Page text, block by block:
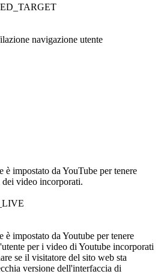
navigazione utente
è impostato da YouTube per tenere
video incorporati.
è impostato da Youtube per tenere
per i video di Youtube incorporati
se il visitatore del sito web sta
versione dell'interfaccia di